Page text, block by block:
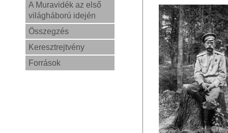
A Muravidék az első
világháború idején
Összegzés
Keresztrejtvény
Források